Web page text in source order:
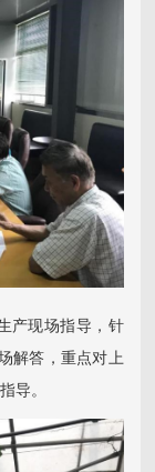
现场指导，针
解答，重点对上
导。